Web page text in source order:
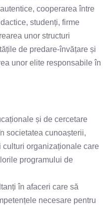
cooperarea între
studenți, firme
unor structuri
de predare-învățare și
unor elite responsabile în
și de cercetare
societatea cunoașterii,
organizaționale care
programului de
în afaceri care să
necesare pentru